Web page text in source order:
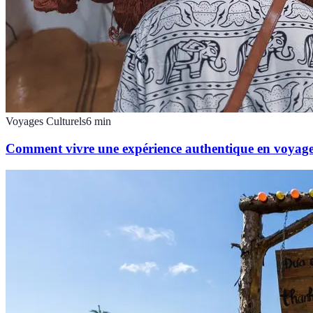
Voyages Culturels6 min
Comment vivre une expérience authentique en